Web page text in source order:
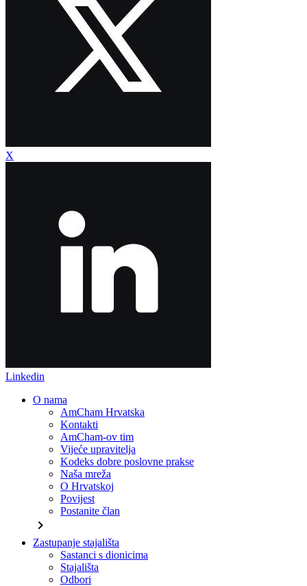
X
Linkedin
O nama
AmCham Hrvatska
Kontakti
AmCham-ov tim
Vijeće upravitelja
Kodeks dobre poslovne prakse
Naša mreža
O Hrvatskoj
Povijest
Postanite član
chevron_right
Zastupanje stajališta
Sastanci s dionicima
Stajališta
Odbori